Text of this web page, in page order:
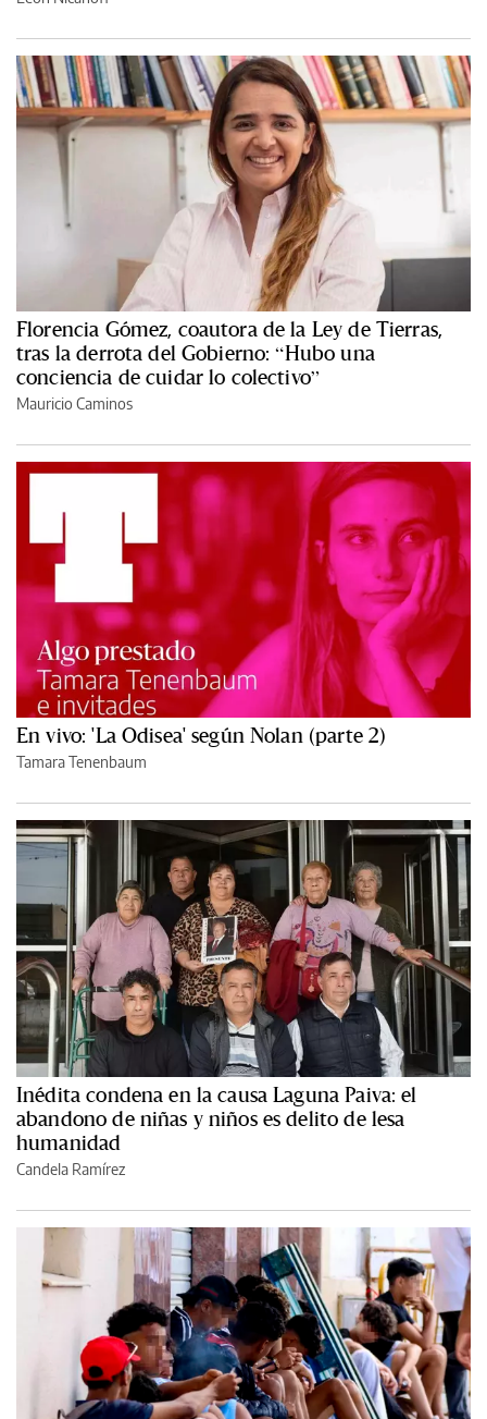
Florencia Gómez, coautora de la Ley de Tierras,
tras la derrota del Gobierno: “Hubo una
conciencia de cuidar lo colectivo”
Mauricio Caminos
En vivo: 'La Odisea' según Nolan (parte 2)
Tamara Tenenbaum
Inédita condena en la causa Laguna Paiva: el
abandono de niñas y niños es delito de lesa
humanidad
Candela Ramírez